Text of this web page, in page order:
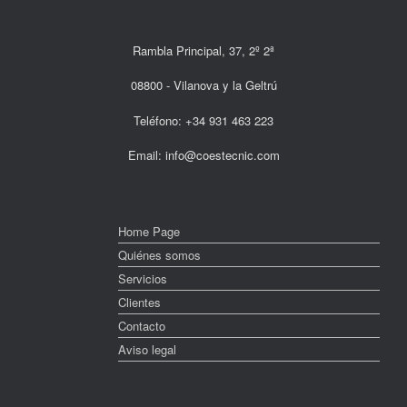
Rambla Principal, 37, 2º 2ª
08800 - Vilanova y la Geltrú
Teléfono: +34 931 463 223
Email: info@coestecnic.com
Home Page
Quiénes somos
Servicios
Clientes
Contacto
Aviso legal